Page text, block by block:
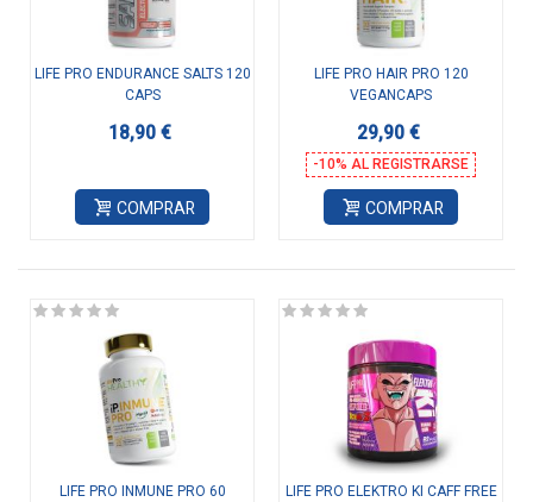
LIFE PRO ENDURANCE SALTS 120
CAPS
18,90 €
COMPRAR
LIFE PRO HAIR PRO 120
VEGANCAPS
29,90 €
-10% AL REGISTRARSE
COMPRAR
LIFE PRO INMUNE PRO 60
LIFE PRO ELEKTRO KI CAFF FREE